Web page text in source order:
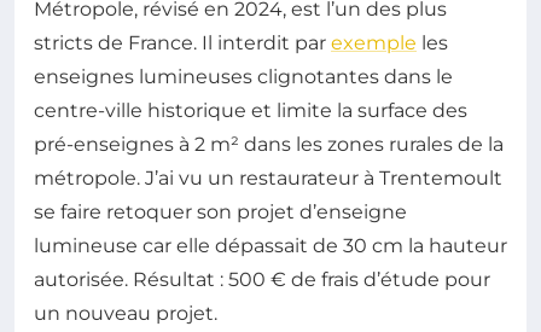
Métropole, révisé en 2024, est l’un des plus
stricts de France. Il interdit par exemple les
enseignes lumineuses clignotantes dans le
centre-ville historique et limite la surface des
pré-enseignes à 2 m² dans les zones rurales de la
métropole. J’ai vu un restaurateur à Trentemoult
se faire retoquer son projet d’enseigne
lumineuse car elle dépassait de 30 cm la hauteur
autorisée. Résultat : 500 € de frais d’étude pour
un nouveau projet.